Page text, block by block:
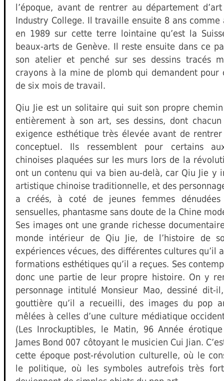
l’époque, avant de rentrer au département
Industry College. Il travaille ensuite 8 ans
en 1989 sur cette terre lointaine qu’est la
beaux-arts de Genève. Il reste ensuite dans ce
son atelier et penché sur ses dessins tracés
crayons à la mine de plomb qui demandent pour
de six mois de travail.
Qiu Jie est un solitaire qui suit son propre
entièrement à son art, ses dessins, dont
exigence esthétique très élevée avant de
conceptuel. Ils ressemblent pour certains
chinoises plaquées sur les murs lors de la
ont un contenu qui va bien au-delà, car Qiu Jie y
artistique chinoise traditionnelle, et des
a créés, à coté de jeunes femmes
sensuelles, phantasme sans doute de la Chine
Ses images ont une grande richesse
monde intérieur de Qiu Jie, de l’histoire de
expériences vécues, des différentes cultures qu’il
formations esthétiques qu’il a reçues. Ses
donc une partie de leur propre histoire. On y
personnage intitulé Monsieur Mao, dessiné dit-
gouttière qu’il a recueilli, des images du pop
mêlées à celles d’une culture médiatique
(Les Inrockuptibles, le Matin, 96 Année
James Bond 007 côtoyant le musicien Cui Jian.
cette époque post-révolution culturelle, où le
le politique, où les symboles autrefois très